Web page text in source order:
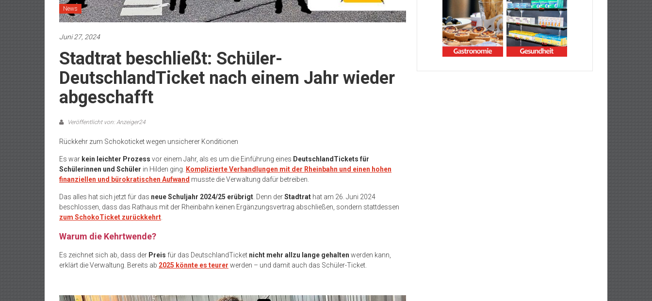
News
Juni 27, 2024
Stadtrat beschließt: Schüler-
DeutschlandTicket nach einem Jahr wieder
abgeschafft
Veröffentlicht von: Anzeiger24
Rückkehr zum Schokoticket wegen unsicherer Konditionen
Es war kein leichter Prozess vor einem Jahr, als es um die Einführung eines DeutschlandTickets für
Schülerinnen und Schüler in Hilden ging.
Komplizierte Verhandlungen mit der Rheinbahn und einen hohen
finanziellen und bürokratischen Aufwand musste die Verwaltung dafür betreiben.
Das alles hat sich jetzt für das neue Schuljahr 2024/25 erübrigt . Denn derStadtrat hat am 26. Juni 2024
beschlossen, dass das Rathaus mit der Rheinbahn keinen Ergänzungsvertrag abschließen, sondern stattdessen
zum SchokoTicket zurückkehrt
Warum die Kehrtwende?
Es zeichnet sich ab, dass der Preis für das DeutschlandTicket nicht mehr allzu lange gehalten werden kann,
erklärt die Verwaltung. Bereits ab 2025 könnte es teurer werden – und damit auch das Schüler-Ticket.